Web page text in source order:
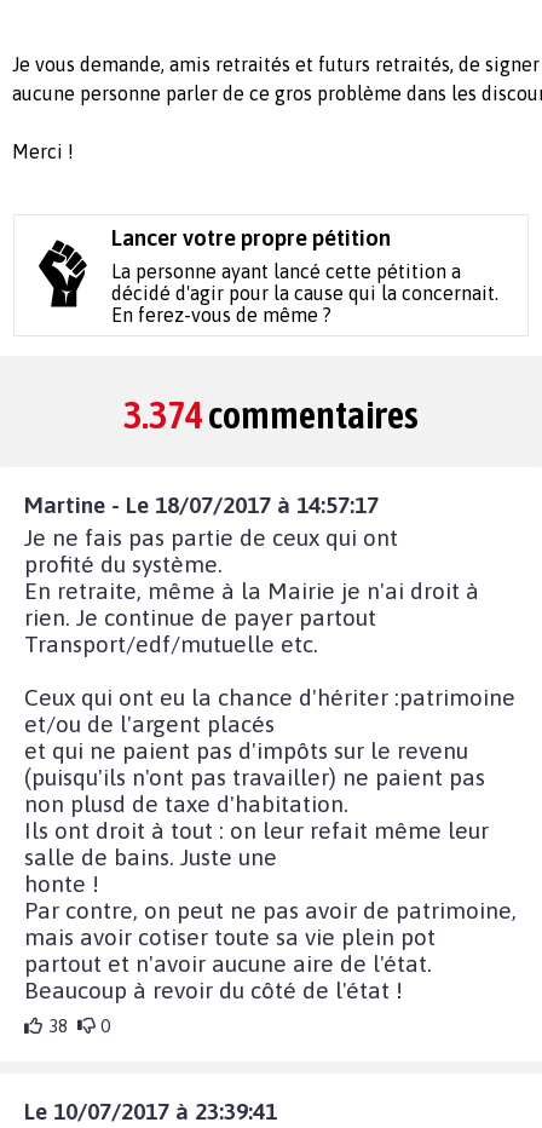
Je vous demande, amis retraités et futurs retraités, de
aucune personne parler de ce gros problème dans les
Merci !
Lancer votre propre pétition
La personne ayant lancé cette pétition a
décidé d'agir pour la cause qui la concernait.
En ferez-vous de même ?
3.374commentaires
Martine - Le 18/07/2017 à 14:57:17
Je ne fais pas partie de ceux qui ont
profité du système.
En retraite, même à la Mairie je n'ai droit à
rien. Je continue de payer partout
Transport/edf/mutuelle etc.
Ceux qui ont eu la chance d'hériter :patrimoine
et/ou de l'argent placés
et qui ne paient pas d'impôts sur le revenu
(puisqu'ils n'ont pas travailler) ne paient pas
non plusd de taxe d'habitation.
Ils ont droit à tout : on leur refait même leur
salle de bains. Juste une
honte !
Par contre, on peut ne pas avoir de patrimoine,
mais avoir cotiser toute sa vie plein pot
partout et n'avoir aucune aire de l'état.
Beaucoup à revoir du côté de l'état !
38 0
Le 10/07/2017 à 23:39:41